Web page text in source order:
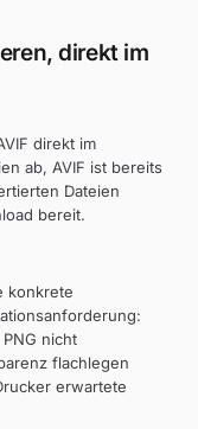
direkt im
direkt im
ab, AVIF ist bereits
Dateien
bereit.
konkrete
nicht
flachlegen
erwartete